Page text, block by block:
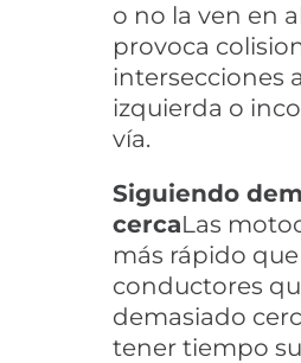
o no la ven en
provoca
intersecciones
izquierda o
vía.
Siguiendo
cercaLas
más rápido
conductores
demasiado
tener tiempo